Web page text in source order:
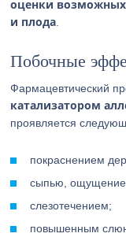
оценки
и плода
Побочные
Фармацевтический
катализатором
проявляется
покраснением
сыпью,
слезотечением;
повышенным